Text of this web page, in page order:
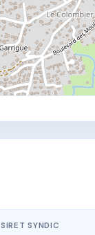
SIRET SYNDIC